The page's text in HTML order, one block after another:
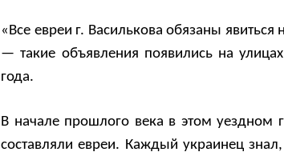
«Все евреи г. Василькова обязаны
— такие объявления появились на
года.
В начале прошлого века в этом уездном
составляли евреи. Каждый украинец